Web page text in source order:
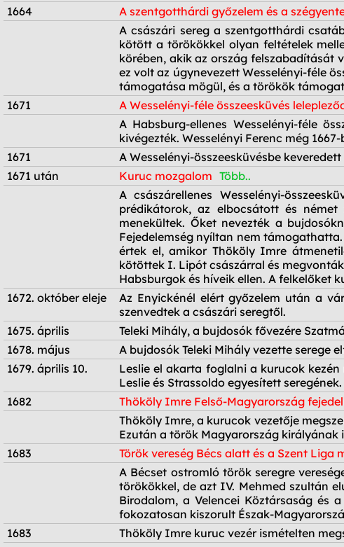
1664
A szentgotthárdi győzelem és a
A császári sereg a szentgotthárdi
kötött a törökökkel olyan feltételek
körében, akik az ország felszabadítását
ez volt az úgynevezett Wesselényi-féle
támogatása mögül, és a törökök
1671
A Wesselényi-féle összeesküvés
A Habsburg-ellenes Wesselényi-féle
kivégezték. Wesselényi Ferenc még
1671
A Wesselényi-összeesküvésbe
1671 után
Kuruc mozgalom Több..
A császárellenes Wesselényi-
prédikátorok, az elbocsátott és
menekültek. Őket nevezték a
Fejedelemség nyíltan nem
értek el, amikor Thököly Imre
kötöttek I. Lipót császárral és
Habsburgok és híveik ellen. A felkelőket
1672. október eleje
Az Enyickénél elért győzelem után a
szenvedtek a császári seregtől.
1675. április
Teleki Mihály, a bujdosók fővezére
1678. május
A bujdosók Teleki Mihály vezette
1679. április 10.
Leslie el akarta foglalni a kurucok
Leslie és Strassoldo egyesített seregének.
1682
Thököly Imre Felső-Magyarország
Thököly Imre, a kurucok vezetője
Ezután a török Magyarország királyának
1683
Török vereség Bécs alatt és a Szent Liga
A Bécset ostromló török seregre
törökökkel, de azt IV. Mehmed szultán
Birodalom, a Velencei Köztársaság és
fokozatosan kiszorult Észak-
1683
Thököly Imre kuruc vezér ismételten